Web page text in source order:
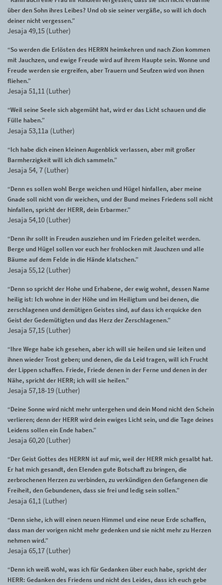
über den Sohn ihres Leibes? Und ob sie seiner vergäße, so will ich doch
deiner nicht vergessen.”
Jesaja 49,15 (Luther)
“So werden die Erlösten des HERRN heimkehren und nach Zion kommen
mit Jauchzen, und ewige Freude wird auf ihrem Haupte sein. Wonne und
Freude werden sie ergreifen, aber Trauern und Seufzen wird von ihnen
fliehen.”
Jesaja 51,11 (Luther)
“Weil seine Seele sich abgemüht hat, wird er das Licht schauen und die
Fülle haben.”
Jesaja 53,11a (Luther)
“Ich habe dich einen kleinen Augenblick verlassen, aber mit großer
Barmherzigkeit will ich dich sammeln.”
Jesaja 54, 7 (Luther)
“Denn es sollen wohl Berge weichen und Hügel hinfallen, aber meine
Gnade soll nicht von dir weichen, und der Bund meines Friedens soll nicht
hinfallen, spricht der HERR, dein Erbarmer.”
Jesaja 54,10 (Luther)
“Denn ihr sollt in Freuden ausziehen und im Frieden geleitet werden.
Berge und Hügel sollen vor euch her frohlocken mit Jauchzen und alle
Bäume auf dem Felde in die Hände klatschen.”
Jesaja 55,12 (Luther)
“Denn so spricht der Hohe und Erhabene, der ewig wohnt, dessen Name
heilig ist: Ich wohne in der Höhe und im Heiligtum und bei denen, die
zerschlagenen und demütigen Geistes sind, auf dass ich erquicke den
Geist der Gedemütigten und das Herz der Zerschlagenen.”
Jesaja 57,15 (Luther)
“Ihre Wege habe ich gesehen, aber ich will sie heilen und sie leiten und
ihnen wieder Trost geben; und denen, die da Leid tragen, will ich Frucht
der Lippen schaffen. Friede, Friede denen in der Ferne und denen in der
Nähe, spricht der HERR; ich will sie heilen.”
Jesaja 57,18-19 (Luther)
“Deine Sonne wird nicht mehr untergehen und dein Mond nicht den Schein
verlieren; denn der HERR wird dein ewiges Licht sein, und die Tage deines
Leidens sollen ein Ende haben.”
Jesaja 60,20 (Luther)
“Der Geist Gottes des HERRN ist auf mir, weil der HERR mich gesalbt hat.
Er hat mich gesandt, den Elenden gute Botschaft zu bringen, die
zerbrochenen Herzen zu verbinden, zu verkündigen den Gefangenen die
Freiheit, den Gebundenen, dass sie frei und ledig sein sollen.”
Jesaja 61,1 (Luther)
“Denn siehe, ich will einen neuen Himmel und eine neue Erde schaffen,
dass man der vorigen nicht mehr gedenken und sie nicht mehr zu Herzen
nehmen wird.”
Jesaja 65,17 (Luther)
“Denn ich weiß wohl, was ich für Gedanken über euch habe, spricht der
HERR: Gedanken des Friedens und nicht des Leides, dass ich euch gebe